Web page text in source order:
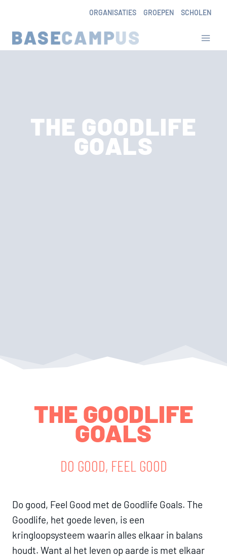
content
ORGANISATIES GROEPEN SCHOLEN
THE GOODLIFE
GOALS
THE GOODLIFE
GOALS
DO GOOD, FEEL GOOD
Do good, Feel Good met de Goodlife Goals. The
Goodlife, het goede leven, is een
kringloopsysteem waarin alles elkaar in balans
houdt. Want al het leven op aarde is met elkaar